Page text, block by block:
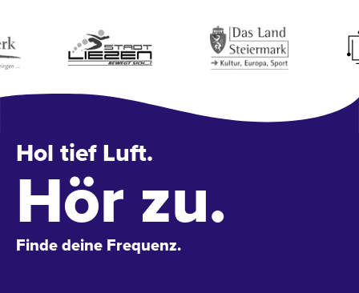
Hol tief Luft.
Hör zu.
Finde deine Frequenz.